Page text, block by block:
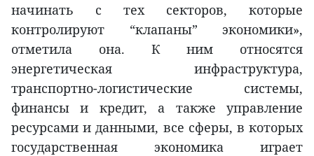
начинать с тех секторов, которые
контролируют “клапаны” экономики»,
отметила она. К ним относятся
энергетическая инфраструктура,
транспортно-логистические системы,
финансы и кредит, а также управление
ресурсами и данными, все сферы, в которых
государственная экономика играет